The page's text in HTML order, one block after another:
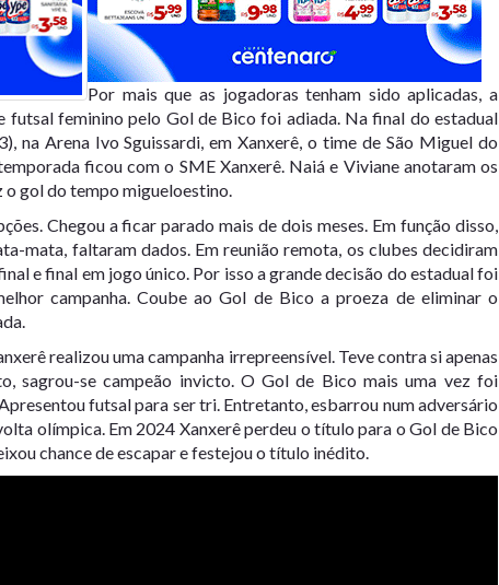
Por mais que as jogadoras tenham sido aplicadas, a
futsal feminino pelo Gol de Bico foi adiada. Na final do estadual
na Arena Ivo Sguissardi, em Xanxerê, o time de São Miguel do
ficou com o SME Xanxerê. Naiá e Viviane anotaram os
o gol do tempo migueloestino.
Chegou a ficar parado mais de dois meses. Em função disso,
mata, faltaram dados. Em reunião remota, os clubes decidiram
e final em jogo único. Por isso a grande decisão do estadual foi
campanha. Coube ao Gol de Bico a proeza de eliminar o
realizou uma campanha irrepreensível. Teve contra si apenas
sagrou-se campeão invicto. O Gol de Bico mais uma vez foi
futsal para ser tri. Entretanto, esbarrou num adversário
olímpica. Em 2024 Xanxerê perdeu o título para o Gol de Bico
chance de escapar e festejou o título inédito.